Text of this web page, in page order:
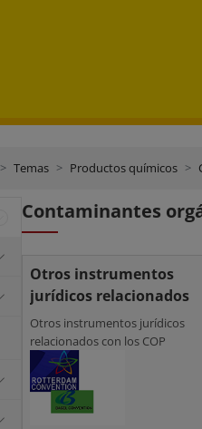
Temas Productos químicos
Contaminantes
Otros instrumentos
jurídicos relacionados
Otros instrumentos jurídicos
relacionados con los COP